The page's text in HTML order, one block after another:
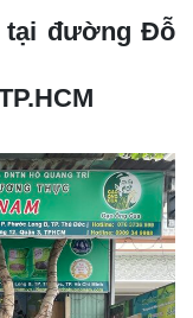
tại đường Đỗ